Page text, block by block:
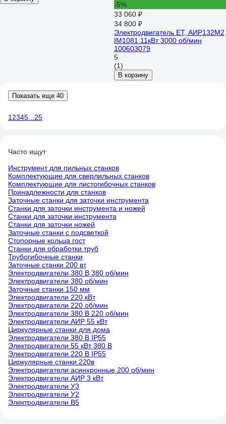
-5%
33 060 ₽
34 800 ₽
Электродвигатель ET, АИР132M2
IM1081 11кВт 3000 об/мин
100603079
5
(1)
В корзину
Показать еще 40
1 2345 25
Часто ищут
Инструмент для пильных станков
Комплектующие для сверлильных станков
Комплектующие для листогибочных станков
Принадлежности для станков
Заточные станки для заточки инструмента
Станки для заточки инструмента и ножей
Станки для заточки инструмента
Станки для заточки ножей
Заточные станки с подсветкой
Стопорные кольца гост
Станки для обработки труб
Трубогибочные станки
Заточные станки 200 вт
Электродвигатели 380 В 380 об/мин
Электродвигатели 380 об/мин
Заточные станки 150 мм
Электродвигатели 220 кВт
Электродвигатели 220 об/мин
Электродвигатели 380 В 220 об/мин
Электродвигатели АИР 55 кВт
Циркулярные станки для дома
Электродвигатели 380 В IP55
Электродвигатели 55 кВт 380 В
Электродвигатели 220 В IP55
Циркулярные станки 220в
Электродвигатели асинхронные 200 об/мин
Электродвигатели АИР 3 кВт
Электродвигатели У3
Электродвигатели У2
Электродвигатели В5